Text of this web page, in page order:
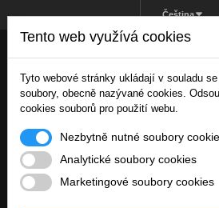
Čeština
Tento web využívá cookies
Tyto webové stránky ukládají v souladu
soubory, obecně nazývané cookies.
cookies souborů pro použití webu.
Nezbytně nutné soubory
Analytické soubory cookies
Marketingové soubory cookies